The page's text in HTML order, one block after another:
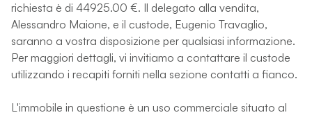
richiesta è di 44925.00 €. Il delegato alla vendita,
Alessandro Maione, e il custode, Eugenio Travaglio,
saranno a vostra disposizione per qualsiasi informazione.
Per maggiori dettagli, vi invitiamo a contattare il custode
utilizzando i recapiti forniti nella sezione contatti a fianco.
L'immobile in questione è un uso commerciale situato al